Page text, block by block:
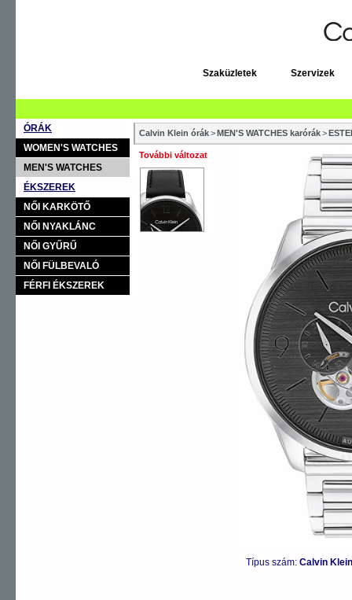
Szaküzletek Szervizek
ÓRÁK
WOMEN'S WATCHES
MEN'S WATCHES
ÉKSZEREK
NŐI KARKÖTŐ
NŐI NYAKLÁNC
NŐI GYŰRŰ
NŐI FÜLBEVALÓ
FÉRFI ÉKSZEREK
Calvin Klein órák>MEN'S WATCHES karórák>
További változat
Típus szám: Calvin